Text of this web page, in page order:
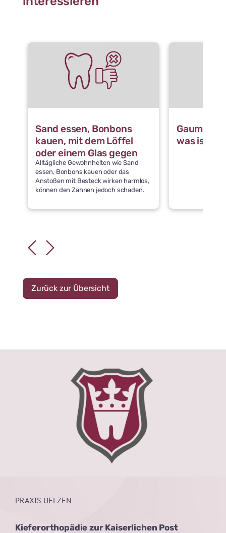
Sand essen, Bonbons
kauen, mit dem Löffel
oder einem Glas gegen
die Zähne stoßen: Was
schädigt die Zähne
Alltägliche Gewohnheiten wie Sand
essen, Bonbons kauen oder das
Anstoßen mit Besteck wirken harmlos,
können den Zähnen jedoch schaden.
was ist
Zurück zur Übersicht
PRAXIS UELZEN
Kieferorthopädie zur Kaiserlichen Post